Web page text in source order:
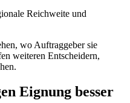
Reichweite und
wo Auftraggeber sie
weiteren Entscheidern,
Eignung besser